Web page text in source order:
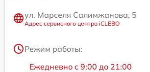
ул. Марселя Салимжанова, 5
Адрес сервисного центра iCLEBO
Режим работы:
Ежедневно с 9:00 до 21:00